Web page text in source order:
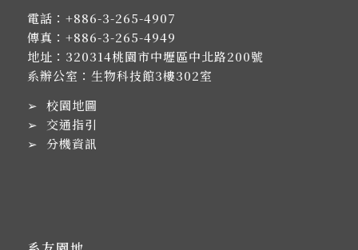
電話： +886-3-265-4907
傳真：+886-3-265-4949
地址： 320314桃園市中壢區中北路200號
系辦公室：生物科技館3樓302室
➢ 校園地圖
➢ 交通指引
➢ 分機資訊